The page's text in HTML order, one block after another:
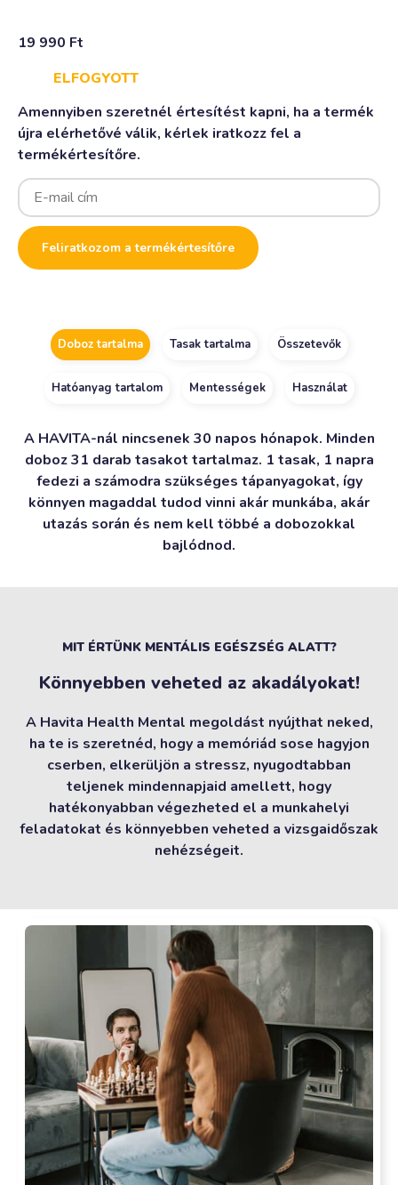
19 990 Ft
ELFOGYOTT
Amennyiben szeretnél értesítést kapni, ha a termék
újra elérhetővé válik, kérlek iratkozz fel a
termékértesítőre.
Enter
your
email
address
to
join
the
product
Feliratkozom a termékértesítőre
Doboz tartalma Tasak tartalma Összetevők
Hatóanyag tartalom Mentességek Használat
A HAVITA-nál nincsenek 30 napos hónapok. Minden
doboz 31 darab tasakot tartalmaz. 1 tasak, 1 napra
fedezi a számodra szükséges tápanyagokat, így
könnyen magaddal tudod vinni akár munkába, akár
utazás során és nem kell többé a dobozokkal
bajlódnod.
MIT ÉRTÜNK MENTÁLIS EGÉSZSÉG ALATT?
Könnyebben veheted az akadályokat!
A Havita Health Mental megoldást nyújthat neked,
ha te is szeretnéd, hogy a memóriád sose hagyjon
cserben, elkerüljön a stressz, nyugodtabban
teljenek mindennapjaid amellett, hogy
hatékonyabban végezheted el a munkahelyi
feladatokat és könnyebben veheted a vizsgaidőszak
nehézségeit.